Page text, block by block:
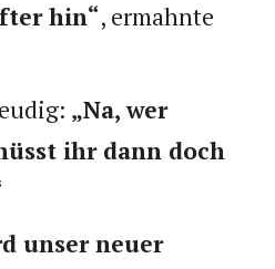
hin“, ermahnte
„Na, wer
ihr dann doch
unser neuer